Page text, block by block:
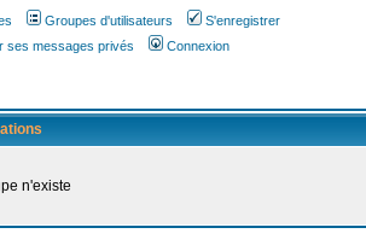
Groupes d'utilisateurs
S'enregistrer
ses messages privés Connexion
n'existe